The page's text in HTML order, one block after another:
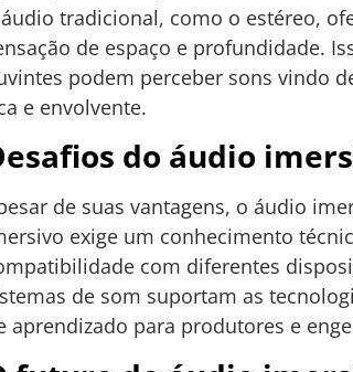
tradicional, como o estéreo,
de espaço e profundidade.
podem perceber sons vindo
e envolvente.
do áudio
de suas vantagens, o áudio
exige um conhecimento
com diferentes
de som suportam as
aprendizado para produtores e